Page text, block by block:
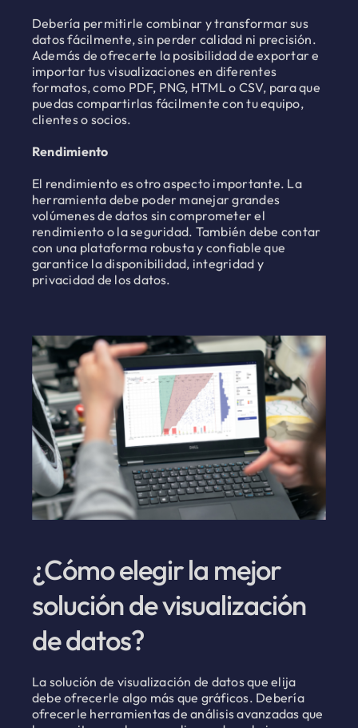
Debería permitirle combinar y transformar sus
datos fácilmente, sin perder calidad ni precisión.
Además de ofrecerte la posibilidad de exportar e
importar tus visualizaciones en diferentes
formatos, como PDF, PNG, HTML o CSV, para que
puedas compartirlas fácilmente con tu equipo,
clientes o socios.
Rendimiento
El rendimiento es otro aspecto importante. La
herramienta debe poder manejar grandes
volúmenes de datos sin comprometer el
rendimiento o la seguridad. También debe contar
con una plataforma robusta y confiable que
garantice la disponibilidad, integridad y
privacidad de los datos.
¿Cómo elegir la mejor
solución de visualización
de datos?
La solución de visualización de datos que elija
debe ofrecerle algo más que gráficos. Debería
ofrecerle herramientas de análisis avanzadas que